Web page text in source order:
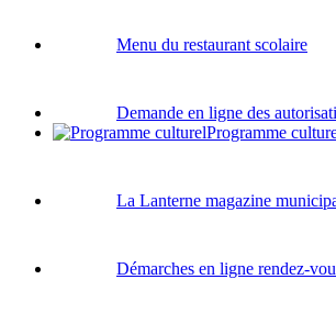
Menu du restaurant scolaire
Demande en ligne des
Programme
La Lanterne magazine
Démarches en ligne rendez-